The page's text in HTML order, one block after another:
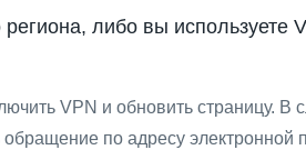
либо вы используете
VPN и обновить страницу. В
по адресу электронной